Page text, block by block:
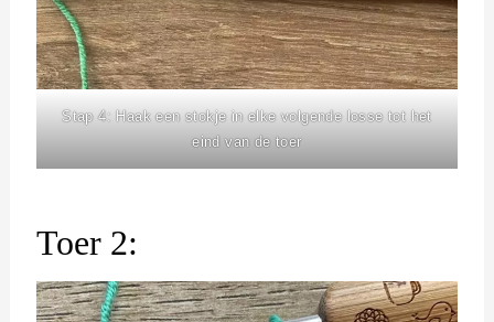
Stap 4: Haak een stokje in elke volgende losse tot het
eind van de toer
Toer 2: